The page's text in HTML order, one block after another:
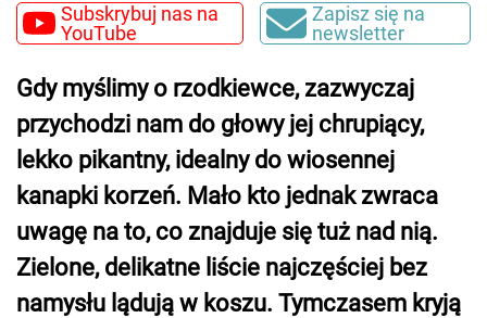
Subskrybuj nas na
YouTube
Zapisz się na
newsletter
Gdy myślimy o rzodkiewce, zazwyczaj
przychodzi nam do głowy jej chrupiący,
lekko pikantny, idealny do wiosennej
kanapki korzeń. Mało kto jednak zwraca
uwagę na to, co znajduje się tuż nad nią.
Zielone, delikatne liście najczęściej bez
namysłu lądują w koszu. Tymczasem kryją